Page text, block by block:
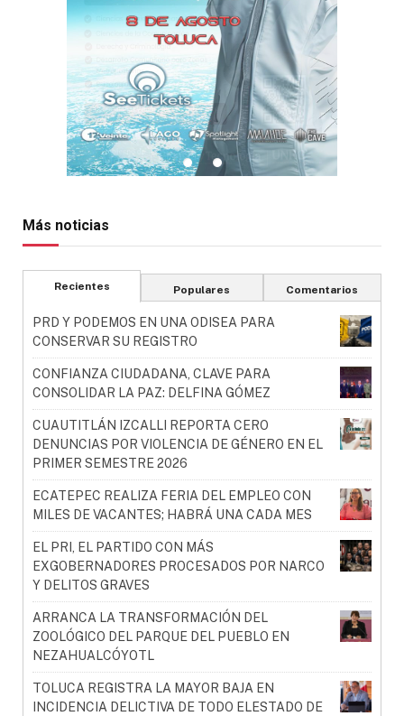
Más noticias
Recientes Populares Comentarios
PRD Y PODEMOS EN UNA ODISEA PARA
CONSERVAR SU REGISTRO
CONFIANZA CIUDADANA, CLAVE PARA
CONSOLIDAR LA PAZ: DELFINA GÓMEZ
CUAUTITLÁN IZCALLI REPORTA CERO
DENUNCIAS POR VIOLENCIA DE GÉNERO EN EL
PRIMER SEMESTRE 2026
ECATEPEC REALIZA FERIA DEL EMPLEO CON
MILES DE VACANTES; HABRÁ UNA CADA MES
EL PRI, EL PARTIDO CON MÁS
EXGOBERNADORES PROCESADOS POR NARCO
Y DELITOS GRAVES
ARRANCA LA TRANSFORMACIÓN DEL
ZOOLÓGICO DEL PARQUE DEL PUEBLO EN
NEZAHUALCÓYOTL
TOLUCA REGISTRA LA MAYOR BAJA EN
INCIDENCIA DELICTIVA DE TODO ELESTADO DE